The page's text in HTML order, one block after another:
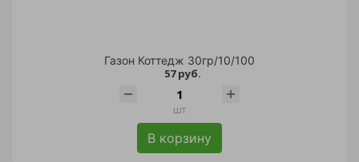
Газон Коттедж 30гр/10/100
57 руб.
шт
В корзину